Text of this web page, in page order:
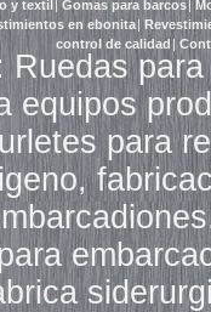
y textil| Gomas para barcos|
en ebonita|
control de calidad|
equipos
para